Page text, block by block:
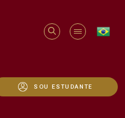
SOU ESTUDANTE